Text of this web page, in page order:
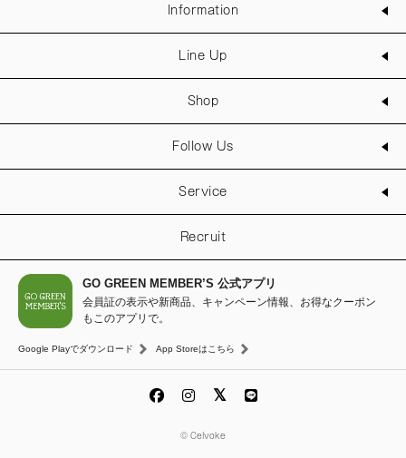
Information
Line Up
Shop
Follow Us
Service
Recruit
GO GREEN MEMBER’S 公式アプリ
会員証の表示や新商品、キャンペーン情報、お得なクーポン
もこのアプリで。
Google Playでダウンロード App Storeはこちら
© Celvoke